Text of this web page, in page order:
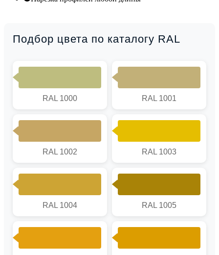
Подбор цвета по каталогу RAL
RAL 1000 RAL 1001
RAL 1002 RAL 1003
RAL 1004 RAL 1005